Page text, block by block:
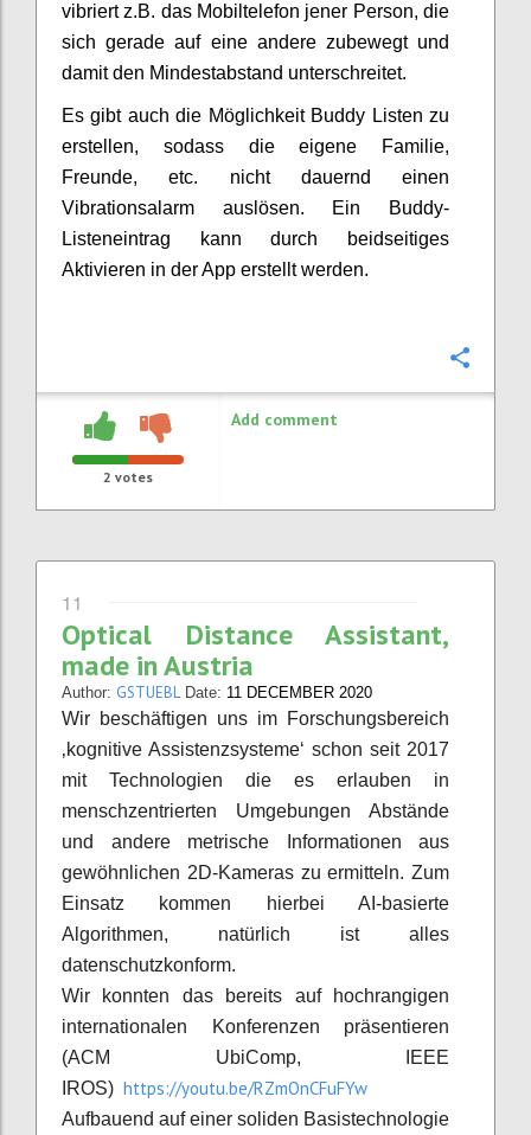
vibriert z.B. das Mobiltelefon jener Person, die
sich gerade auf eine andere zubewegt und
damit den Mindestabstand unterschreitet.
Es gibt auch die Möglichkeit Buddy Listen zu
erstellen, sodass die eigene Familie,
Freunde, etc. nicht dauernd einen
Vibrationsalarm auslösen. Ein Buddy-
Listeneintrag kann durch beidseitiges
Aktivieren in der App erstellt werden.
2 votes
Add comment
11
Optical Distance Assistant,
made in Austria
Author: GSTUEBL Date: 11 DECEMBER 2020
Wir beschäftigen uns im Forschungsbereich
‚kognitive Assistenzsysteme‘ schon seit 2017
mit Technologien die es erlauben in
menschzentrierten Umgebungen Abstände
und andere metrische Informationen aus
gewöhnlichen 2D-Kameras zu ermitteln. Zum
Einsatz kommen hierbei AI-basierte
Algorithmen, natürlich ist alles
datenschutzkonform.
Wir konnten das bereits auf hochrangigen
internationalen Konferenzen präsentieren
(ACM UbiComp, IEEE
IROS) https://youtu.be/RZmOnCFuFYw
Aufbauend auf einer soliden Basistechnologie